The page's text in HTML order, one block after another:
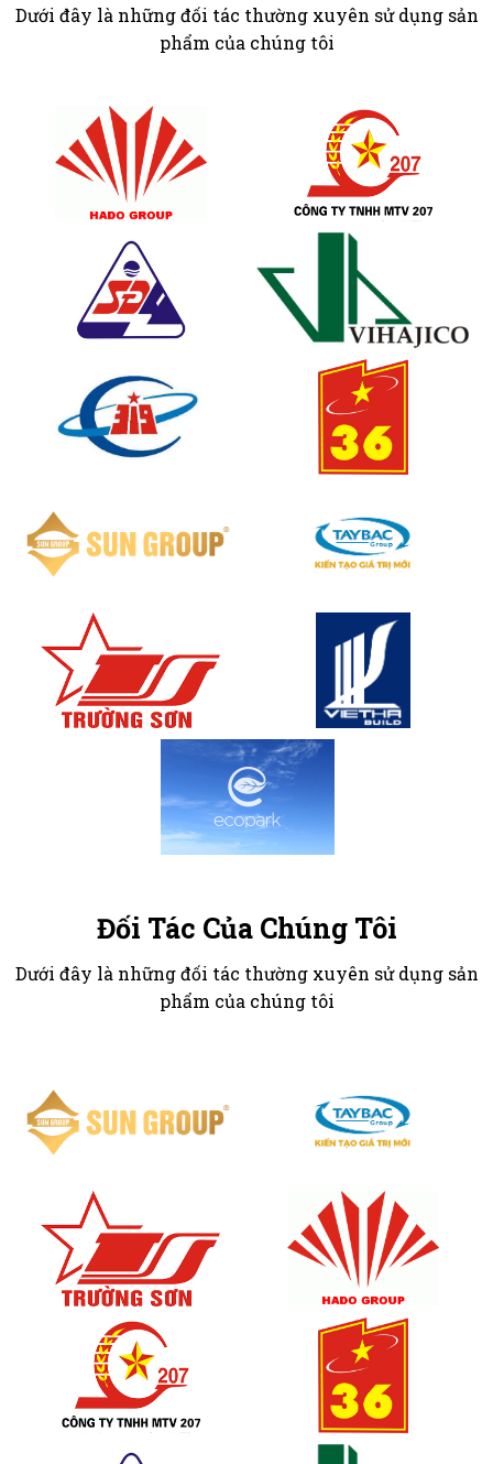
Dưới đây là những đối tác thường xuyên sử dụng sản
phẩm của chúng tôi
Đối Tác Của Chúng Tôi
Dưới đây là những đối tác thường xuyên sử dụng sản
phẩm của chúng tôi